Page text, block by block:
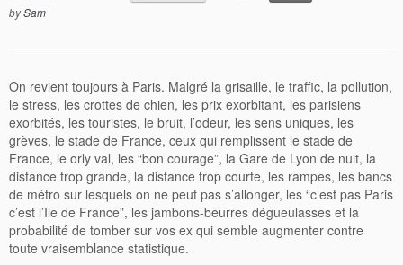
bySam
On revient toujours à Paris. Malgré la grisaille, le traffic, la pollution,
le stress, les crottes de chien, les prix exorbitant, les parisiens
exorbités, les touristes, le bruit, l’odeur, les sens uniques, les
grèves, le stade de France, ceux qui remplissent le stade de
France, le orly val, les “bon courage”, la Gare de Lyon de nuit, la
distance trop grande, la distance trop courte, les rampes, les bancs
de métro sur lesquels on ne peut pas s’allonger, les “c’est pas Paris
c’est l’Ile de France”, les jambons-beurres dégueulasses et la
probabilité de tomber sur vos ex qui semble augmenter contre
toute vraisemblance statistique.